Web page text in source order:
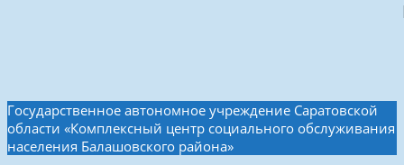
Государственное автономное учреждение Саратовской
области «Комплексный центр социального обслуживания
населения Балашовского района»